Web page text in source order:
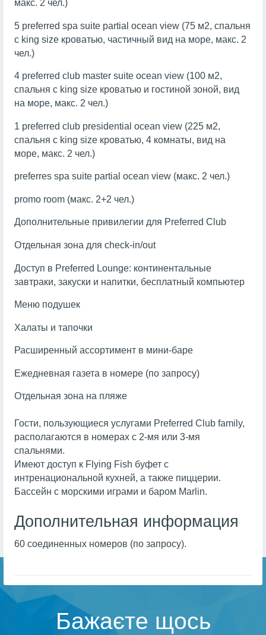
макс. 2 чел.)
5 preferred spa suite partial ocean view (75 м2, спальня
с king size кроватью, частичный вид на море, макс. 2
чел.)
4 preferred club master suite ocean view (100 м2,
спальня с king size кроватью и гостиной зоной, вид
на море, макс. 2 чел.)
1 preferred club presidential ocean view (225 м2,
спальня с king size кроватью, 4 комнаты, вид на
море, макс. 2 чел.)
preferres spa suite partial ocean view (макс. 2 чел.)
promo room (макс. 2+2 чел.)
Дополнительные привилегии для Preferred Club
Отдельная зона для check-in/out
Доступ в Preferred Lounge: континентальные
завтраки, закуски и напитки, бесплатный компьютер
Меню подушек
Халаты и тапочки
Расширенный ассортимент в мини-баре
Ежедневная газета в номере (по запросу)
Отдельная зона на пляже
Гости, пользующиеся услугами Preferred Club family,
располагаются в номерах с 2-мя или 3-мя
спальнями.
Имеют доступ к Flying Fish буфет с
интренациональной кухней, а также пиццерии.
Бассейн с морскими играми и баром Marlin.
Дополнительная информация
60 соединенных номеров (по запросу).
Бажаєте щось